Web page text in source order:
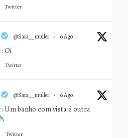
Twitter
@sara__muller · 6 Ago
: Oi
Twitter
@sara__muller · 6 Ago
: Um banho com vista é outra
Twitter